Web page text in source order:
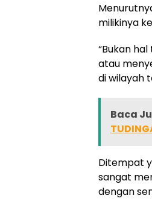
milikinya
“Bukan
atau
di wilayah
Baca
Ditempat
sangat
dengan